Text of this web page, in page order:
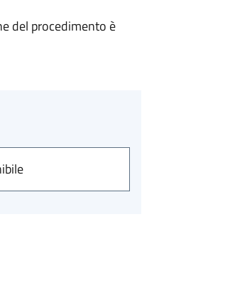
del procedimento è